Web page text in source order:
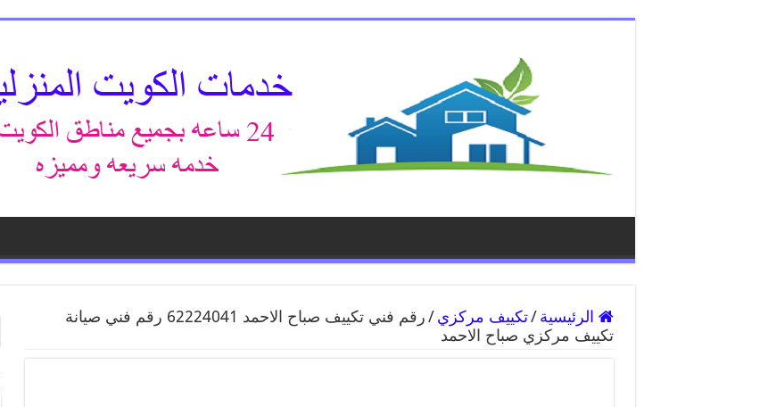
الرئيسية /تكييف مركزي /
رقم فني تكييف صباح الاحمد 62224041 رقم فني صيانة
تكييف مركزي صباح الاحمد